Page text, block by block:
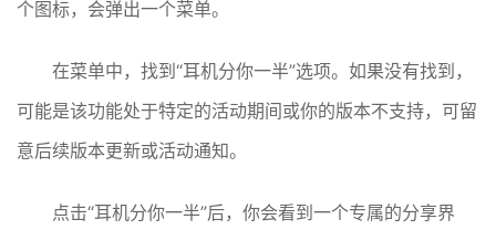
个图标，会弹出一个菜单。
在菜单中，找到“耳机分你一半”选项。如果没有找到，
可能是该功能处于特定的活动期间或你的版本不支持，可留
意后续版本更新或活动通知。
点击“耳机分你一半”后，你会看到一个专属的分享界